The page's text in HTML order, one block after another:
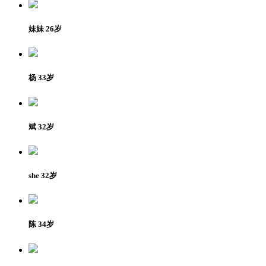
妹妹 26岁
杨 33岁
斌 32岁
she 32岁
陈 34岁